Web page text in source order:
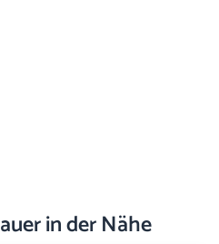
in der Nähe